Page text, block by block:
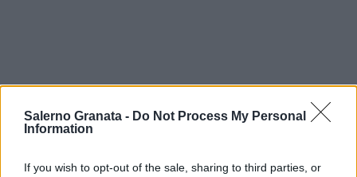
Salerno Granata - Do Not Process My Personal
Information
If you wish to opt-out of the sale, sharing to third parties, or